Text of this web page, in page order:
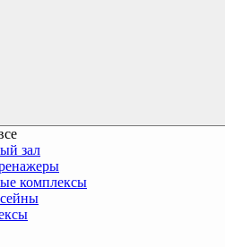
зал
комплексы